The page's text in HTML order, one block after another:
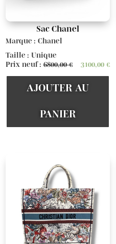
Sac Chanel
Marque : Chanel
Taille : Unique
Prix neuf :6800,00€ 3100,00€
AJOUTER AU
PANIER